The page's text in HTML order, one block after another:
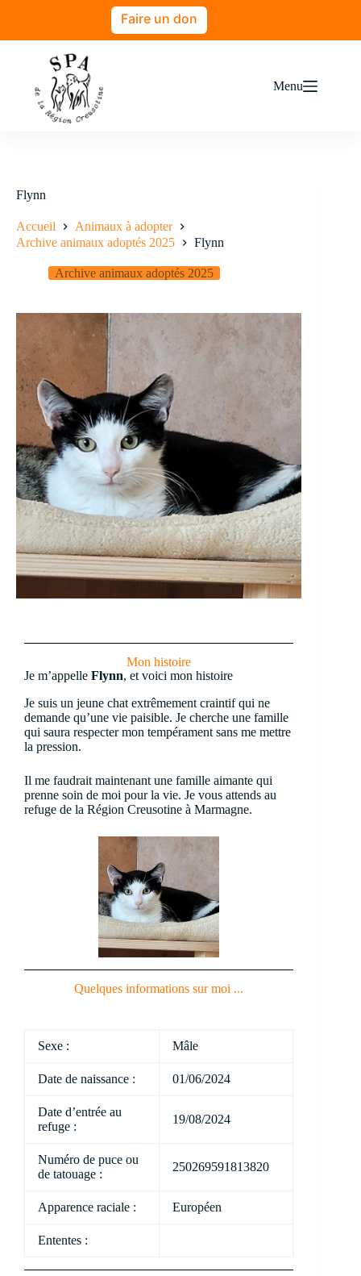
Faire un don
Menu
Flynn
Accueil
Animaux à adopter
Archive animaux adoptés 2025
Flynn
Archive animaux adoptés 2025
Mon histoire
Je m’appelle Flynn, et voici mon histoire
Je suis un jeune chat extrêmement craintif qui ne
demande qu’une vie paisible. Je cherche une famille
qui saura respecter mon tempérament sans me mettre
la pression.
Il me faudrait maintenant une famille aimante qui
prenne soin de moi pour la vie. Je vous attends au
refuge de la Région Creusotine à Marmagne.
Quelques informations sur moi ...
Sexe : Mâle
Date de naissance : 01/06/2024
Date d’entrée au
refuge :
19/08/2024
Numéro de puce ou
de tatouage :
250269591813820
Apparence raciale : Européen
Ententes :